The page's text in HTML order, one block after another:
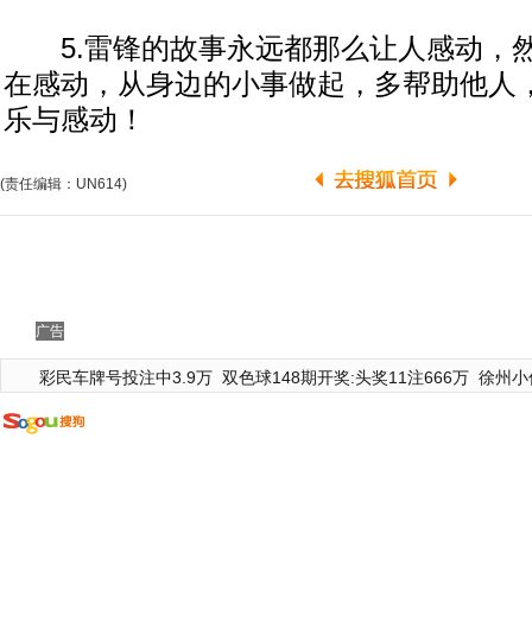
5.雷锋的故事永远都那么让人感动，
在感动，从身边的小事做起，多帮助他人
乐与感动！
(责任编辑：UN614)
广告
彩民车牌号投注中3.9万 双色球148期开奖:头奖11注666万 徐州